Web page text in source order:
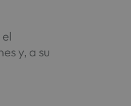
y, a su